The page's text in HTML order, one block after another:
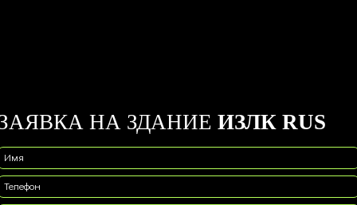
НА ЗДАНИЕ ИЗЛК RUS
Имя
Телефон